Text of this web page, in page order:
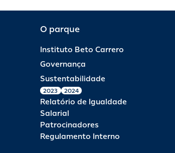
O parque
Instituto Beto Carrero
Governança
Sustentabilidade
2023 2024
Relatório de Igualdade
Salarial
Patrocinadores
Regulamento Interno